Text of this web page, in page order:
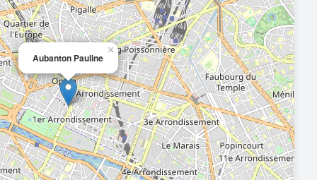
Aubanton Pauline
×